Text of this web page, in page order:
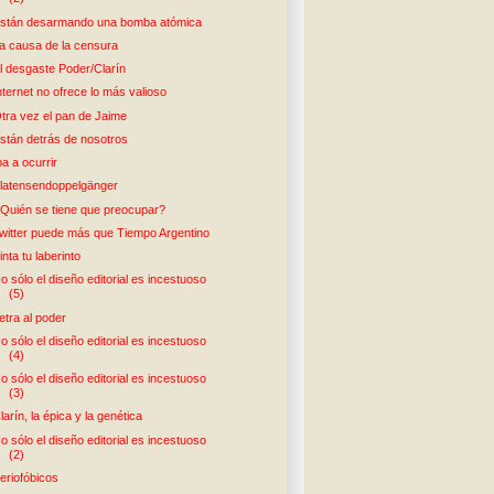
desarmando una bomba atómica
causa de la censura
desgaste Poder/Clarín
no ofrece lo más valioso
vez el pan de Jaime
detrás de nosotros
a ocurrir
se tiene que preocupar?
puede más que Tiempo Argentino
tu laberinto
sólo el diseño editorial es incestuoso
(5)
al poder
sólo el diseño editorial es incestuoso
(4)
sólo el diseño editorial es incestuoso
(3)
la épica y la genética
sólo el diseño editorial es incestuoso
(2)